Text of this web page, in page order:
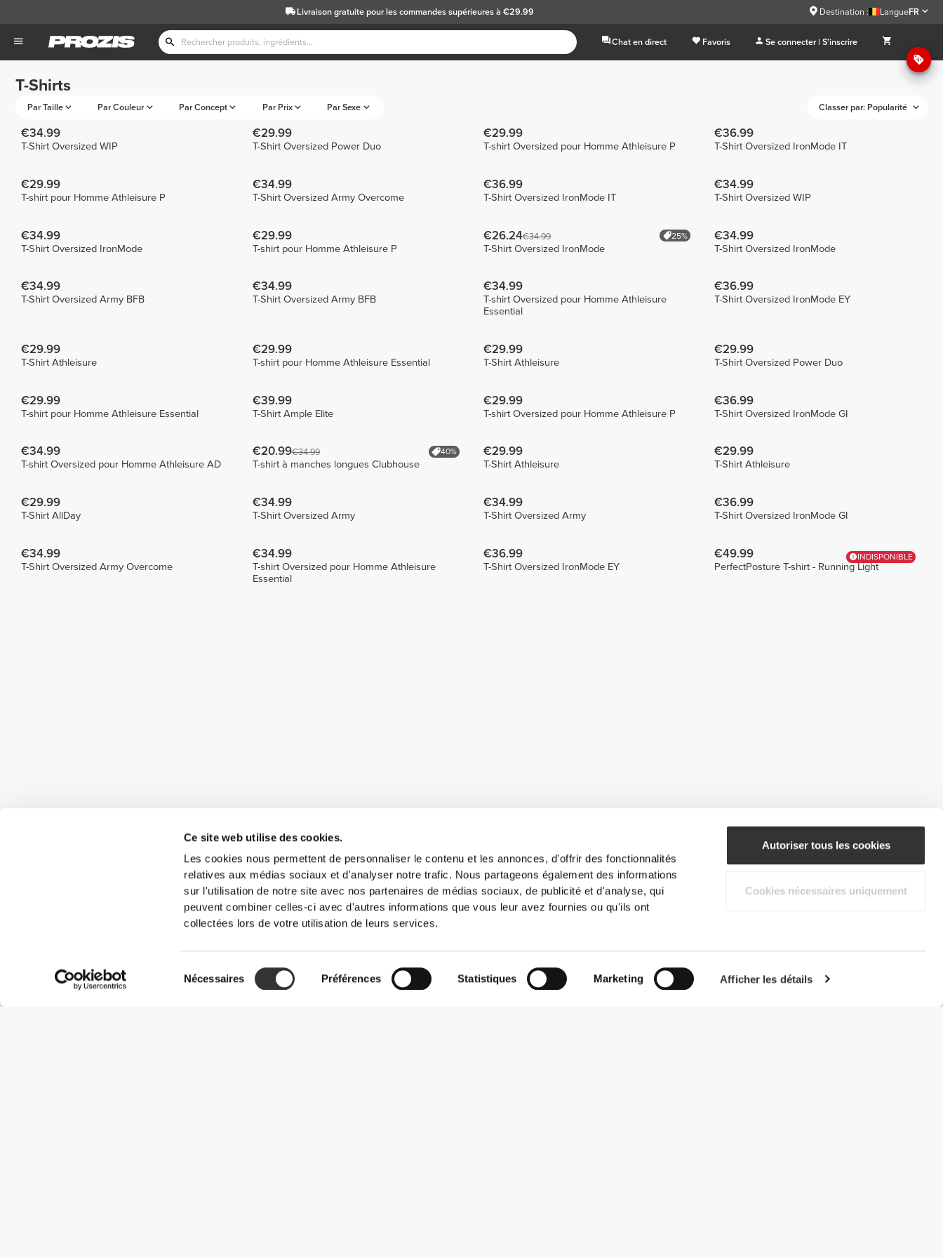
Ce site web utilise des cookies.
Les cookies nous permettent de personnaliser le contenu et les annonces, d'offrir des fonctionnalités
relatives aux médias sociaux et d'analyser notre trafic. Nous partageons également des informations
sur l'utilisation de notre site avec nos partenaires de médias sociaux, de publicité et d'analyse, qui
peuvent combiner celles-ci avec d'autres informations que vous leur avez fournies ou qu'ils ont
collectées lors de votre utilisation de leurs services.
du
Nécessaires Préférences Statistiques Marketing Afficher les détails
Autoriser tous les cookies
Cookies nécessaires uniquement
Livraison gratuitepour les commandes supérieures à €29.99 Destination : LangueFR
Chat en direct Favoris Se connecter | S'inscrire
T-Shirts
Par Taille Par Couleur Par Concept Par Prix Par Sexe Classer par: Popularité
€34.99
T-Shirt Oversized WIP
€29.99
T-Shirt Oversized Power Duo
€29.99
T-shirt Oversized pour Homme Athleisure P
€36.99
T-Shirt Oversized IronMode IT
€29.99
T-shirt pour Homme Athleisure P
€34.99
T-Shirt Oversized Army Overcome
€36.99
T-Shirt Oversized IronMode IT
€34.99
T-Shirt Oversized WIP
€34.99
T-Shirt Oversized IronMode
€29.99
T-shirt pour Homme Athleisure P
€26.24€34.99 25%
T-Shirt Oversized IronMode
€34.99
T-Shirt Oversized IronMode
€34.99
T-Shirt Oversized Army BFB
€34.99
T-Shirt Oversized Army BFB
€34.99
T-shirt Oversized pour Homme Athleisure
Essential
€36.99
T-Shirt Oversized IronMode EY
€29.99
T-Shirt Athleisure
€29.99
T-shirt pour Homme Athleisure Essential
€29.99
T-Shirt Athleisure
€29.99
T-Shirt Oversized Power Duo
€29.99
T-shirt pour Homme Athleisure Essential
€39.99
T-Shirt Ample Elite
€29.99
T-shirt Oversized pour Homme Athleisure P
€36.99
T-Shirt Oversized IronMode GI
€34.99
T-shirt Oversized pour Homme Athleisure AD
€20.99€34.99 40%
T-shirt à manches longues Clubhouse
€29.99
T-Shirt Athleisure
€29.99
T-Shirt Athleisure
€29.99
T-Shirt AllDay
€34.99
T-Shirt Oversized Army
€34.99
T-Shirt Oversized Army
€36.99
T-Shirt Oversized IronMode GI
€34.99
T-Shirt Oversized Army Overcome
€34.99
T-shirt Oversized pour Homme Athleisure
Essential
€36.99
T-Shirt Oversized IronMode EY
INDISPONIBLE
€49.99
PerfectPosture T-shirt - Running Light